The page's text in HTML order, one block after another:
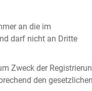
an die im
darf nicht an Dritte
Zweck der
den